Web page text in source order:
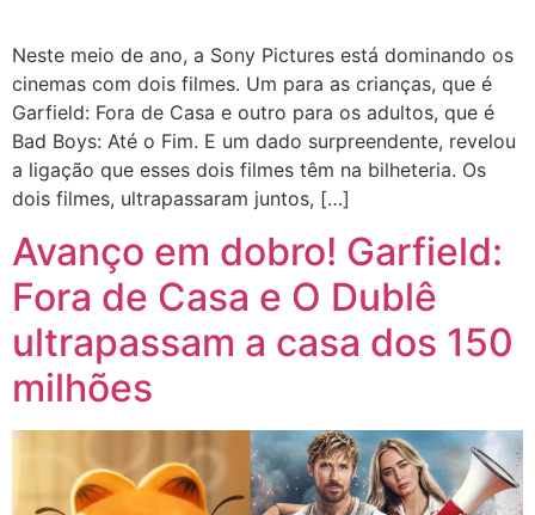
Neste meio de ano, a Sony Pictures está dominando os
cinemas com dois filmes. Um para as crianças, que é
Garfield: Fora de Casa e outro para os adultos, que é
Bad Boys: Até o Fim. E um dado surpreendente, revelou
a ligação que esses dois filmes têm na bilheteria. Os
dois filmes, ultrapassaram juntos, […]
Avanço em dobro! Garfield:
Fora de Casa e O Dublê
ultrapassam a casa dos 150
milhões